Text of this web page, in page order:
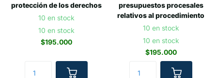
protección de los derechos
10 en stock
10 en stock
$195.000
presupuestos procesales
relativos al procedimiento
10 en stock
10 en stock
$195.000